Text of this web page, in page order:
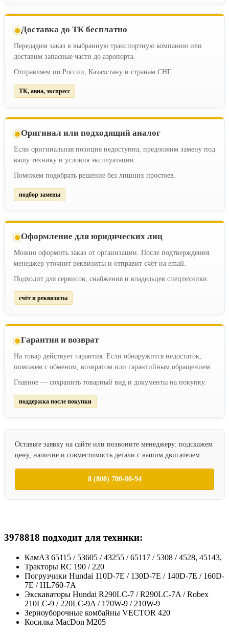
Доставка до ТК бесплатно
Передадим заказ в выбранную транспортную компанию или
доставим запасные части до аэропорта.
Отправляем по России, Казахстану и странам СНГ.
ТК, авиа, экспресс
Оригинал или подходящий аналог
Если оригинальная позиция недоступна, предложим замену под
вашу технику и условия эксплуатации.
Поможем подобрать решение без лишних простоев.
подбор замены
Оформление для юридических лиц
Можно оформить заказ от организации. После подтверждения
менеджер уточнит реквизиты и отправит счёт на email.
Подходит для сервисов, снабжения и владельцев спецтехники.
счёт и реквизиты
Гарантия и возврат
На товар действует гарантия. Если обнаружится недостаток,
поможем с обменом, возвратом или гарантийным обращением.
Главное — сохранить товарный вид и документы на покупку.
поддержка после покупки
Оставьте заявку на сайте или позвоните менеджеру: подскажем
цену, наличие и совместимость детали с вашим двигателем.
8 (800) 700-80-94
3978818 подходит для техники:
КамАЗ 65115 / 53605 / 43255 / 65117 / 5308 / 4528, 45143,
Тракторы RC 190 / 220
Погрузчики Hundai 110D-7E / 130D-7E / 140D-7E / 160D-
7E / HL760-7A
Экскаваторы Hundai R290LC-7 / R290LC-7A / Robex
210LC-9 / 220LC-9A / 170W-9 / 210W-9
Зерноуборочные комбайны VECTOR 420
Косилка MacDon M205